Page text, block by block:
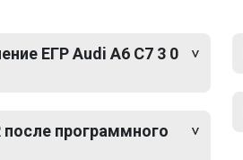
ЕГР Audi A6 C7 3 0
после программного